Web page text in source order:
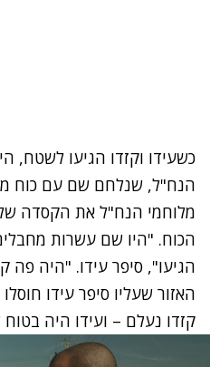
כשעידו וקזדו הגיעו לשטח,
הנח"ל, שנלחם שם עם כוח
מלוחמי הנח"ל את הקסדה
הכוח. "היו שם עשרות
הגיעו", סיפר עידו. "היה פה
קזדו נעלם – ועידו היה